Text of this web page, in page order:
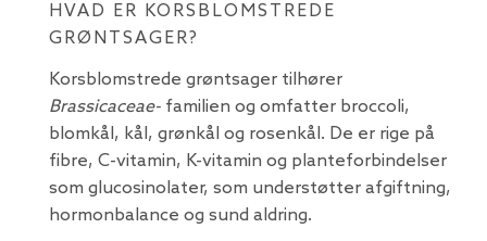
HVAD ER KORSBLOMSTREDE
GRØNTSAGER?
Korsblomstrede grøntsager tilhører
Brassicaceae-familien og omfatter broccoli,
blomkål, kål, grønkål og rosenkål. De er rige på
fibre, C-vitamin, K-vitamin og planteforbindelser
som glucosinolater, som understøtter afgiftning,
hormonbalance og sund aldring.